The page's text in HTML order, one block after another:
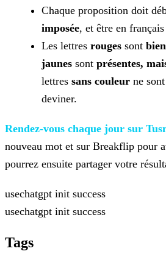
Chaque proposition doit
imposée, et être en français
Les lettres rouges sont
jaunes sont présentes,
lettres sans couleur ne sont
deviner.
Rendez-vous chaque jour sur
nouveau mot et sur Breakflip pour
pourrez ensuite partager votre
usechatgpt init success
usechatgpt init success
Tags